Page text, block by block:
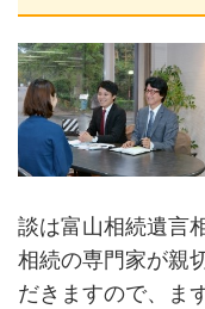
談は富山相続遺言
相続の専門家が親
だきますので、ま